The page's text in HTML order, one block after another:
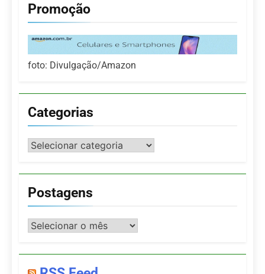
Promoção
foto: Divulgação/Amazon
Categorias
Categorias
Postagens
Postagens